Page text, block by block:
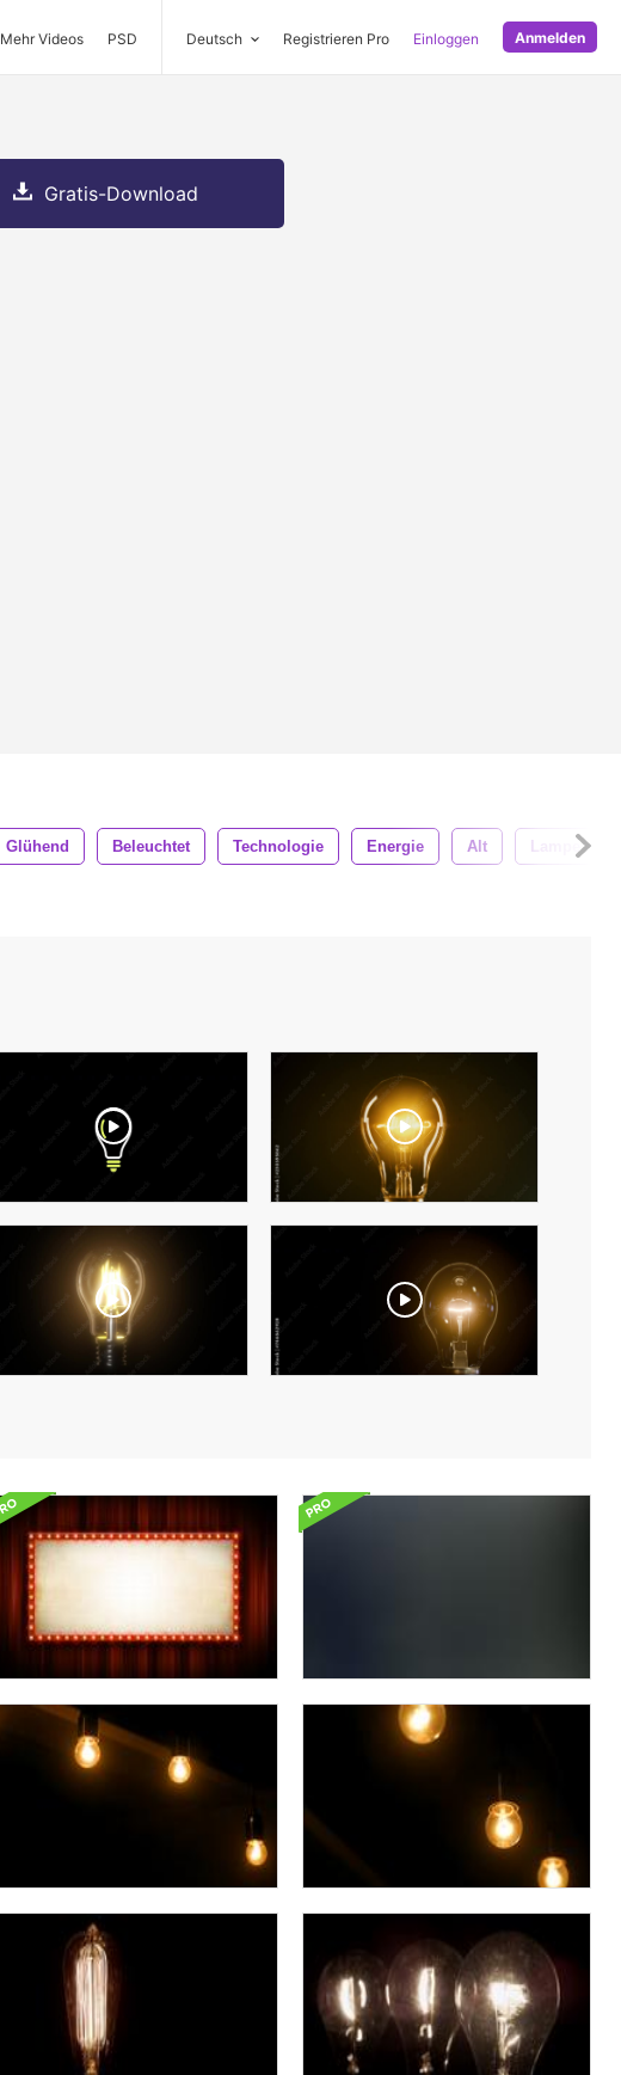
Mehr Videos PSD Deutsch Registrieren Pro Einloggen Anmelden
Gratis-Download
Glühend Beleuchtet Technologie Energie Alt Lampe